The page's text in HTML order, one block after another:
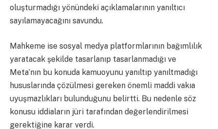
oluşturmadığı yönündeki açıklamalarının yanıltıcı
sayılamayacağını savundu.
Mahkeme ise sosyal medya platformlarının bağımlılık
yaratacak şekilde tasarlanıp tasarlanmadığı ve
Meta’nın bu konuda kamuoyunu yanıltıp yanıltmadığı
hususlarında çözülmesi gereken önemli maddi vakıa
uyuşmazlıkları bulunduğunu belirtti. Bu nedenle söz
konusu iddiaların jüri tarafından değerlendirilmesi
gerektiğine karar verdi.